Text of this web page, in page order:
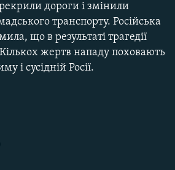
дороги і змінили
транспорту. Російська
що в результаті трагедії
жертв нападу поховають
і сусідній Росії.